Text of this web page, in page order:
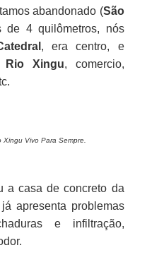
abandonado (São
4 quilômetros, nós
, era centro, e
Rio Xingu, comercio,
Vivo Para Sempre.
a casa de concreto da
apresenta problemas
e infiltração,